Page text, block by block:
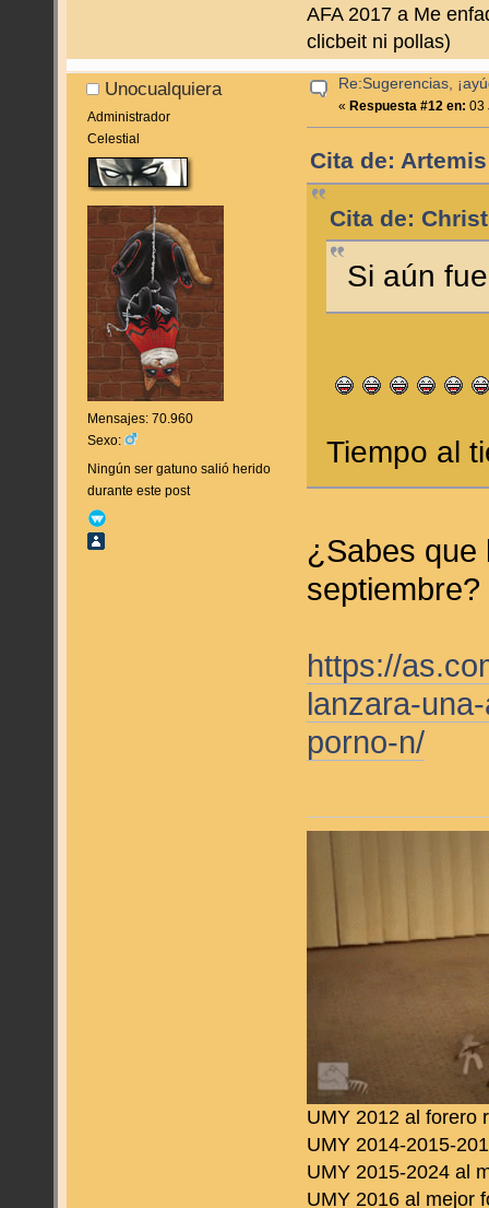
AFA 2017 a Me
clicbeit ni pollas)
Unocualquiera
Administrador
Celestial
Mensajes: 70.960
Sexo:
Ningún ser gatuno salió herido
durante este post
Re:Sugerencias,
« Respuesta #12 en: 03
Cita de:
Cita de:
Si aún
Tiempo al
¿Sabes que
septiembre?
https://
lanzara-
porno-n/
UMY 2012 al forero
UMY 2014-2015-
UMY 2015-2024 al
UMY 2016 al mejor